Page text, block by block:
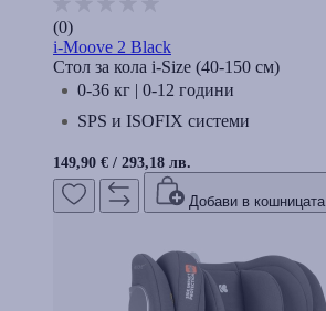
(0)
i-Moove 2 Black
Стол за кола i-Size (40-150 cм)
0-36 кг | 0-12 години
SPS и ISOFIX системи
149,90 € / 293,18 лв.
Добави в кошницата